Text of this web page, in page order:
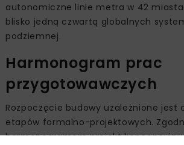
autonomiczne linie metra w 42
blisko jedną czwartą globalnych
podziemnej.
Harmonogram prac
przygotowawczych
Rozpoczęcie budowy uzależnione jest
etapów formalno-projektowych.
harmonogramem projekt